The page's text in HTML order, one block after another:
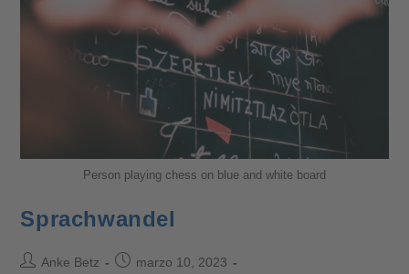
Person playing chess on blue and white board
Sprachwandel
Anke Betz
marzo 10, 2023